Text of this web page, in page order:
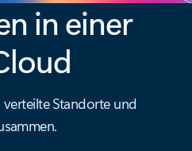
in einer
verteilte Standorte und